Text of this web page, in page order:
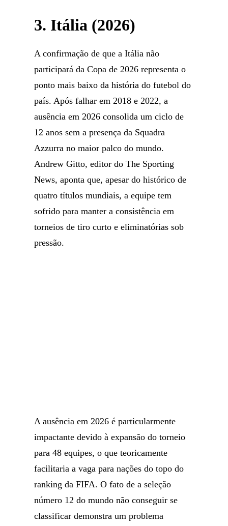
3. Itália (2026)
A confirmação de que a Itália não
participará da Copa de 2026 representa o
ponto mais baixo da história do futebol do
país. Após falhar em 2018 e 2022, a
ausência em 2026 consolida um ciclo de
12 anos sem a presença da Squadra
Azzurra no maior palco do mundo.
Andrew Gitto, editor do The Sporting
News, aponta que, apesar do histórico de
quatro títulos mundiais, a equipe tem
sofrido para manter a consistência em
torneios de tiro curto e eliminatórias sob
pressão.
A ausência em 2026 é particularmente
impactante devido à expansão do torneio
para 48 equipes, o que teoricamente
facilitaria a vaga para nações do topo do
ranking da FIFA. O fato de a seleção
número 12 do mundo não conseguir se
classificar demonstra um problema